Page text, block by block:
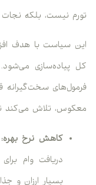
تورم نیست، بلکه نجات
این سیاست با هدف
کل پیاده‌سازی
فرمول‌های سخت‌گیرانه
معکوس، تلاش می‌کند
کاهش نرخ بهره:
دریافت وام
بسیار ارزان و